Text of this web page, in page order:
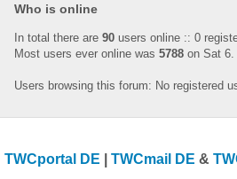
Who is online
In total there are 90 users online :: 0
Most users ever online was 5788 on Sat 6.
Users browsing this forum: No registered
TWCportal DE |TWCmail DE &